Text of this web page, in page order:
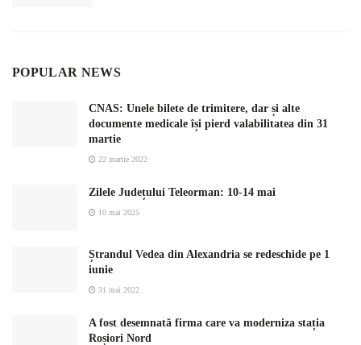
POPULAR NEWS
CNAS: Unele bilete de trimitere, dar și alte
documente medicale își pierd valabilitatea din 31
martie
22 martie 2022
Zilele Județului Teleorman: 10-14 mai
10 mai 2025
Ștrandul Vedea din Alexandria se redeschide pe 1
iunie
31 mai 2022
A fost desemnată firma care va moderniza stația
Roșiori Nord